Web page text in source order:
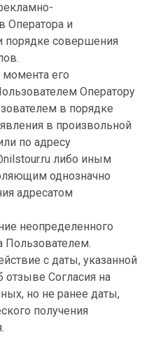
Оператора и
порядке совершения
момента его
Оператору
в порядке
в произвольной
по адресу
либо иным
однозначно
адресатом
неопределенного
Пользователем.
с даты, указанной
отзыве Согласия на
но не ранее даты,
получения